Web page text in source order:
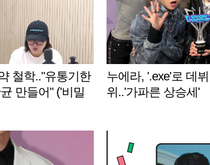
철학.."유통기한
만들어" ('비밀
누에라, '.exe'로 데
위..'가파른 상승세'